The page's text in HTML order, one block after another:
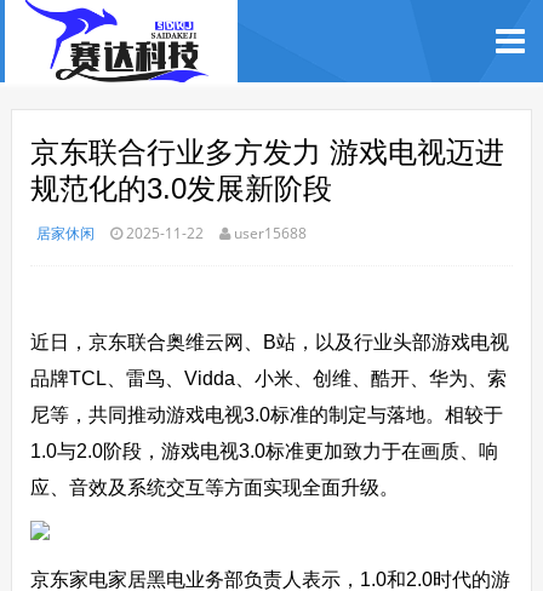
京东联合行业多方发力 游戏电视迈进
规范化的3.0发展新阶段
居家休闲 2025-11-22 user15688
近日，京东联合奥维云网、B站，以及行业头部游戏电视
品牌TCL、雷鸟、Vidda、小米、创维、酷开、华为、索
尼等，共同推动游戏电视3.0标准的制定与落地。相较于
1.0与2.0阶段，游戏电视3.0标准更加致力于在画质、响
应、音效及系统交互等方面实现全面升级。
京东家电家居黑电业务部负责人表示，1.0和2.0时代的游